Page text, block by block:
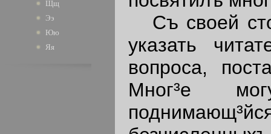
Щщ
Ээ
Юю
Яя
Съ своей
указать
вопроса,
Мног³е